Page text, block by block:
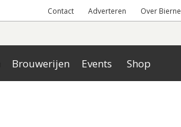
Contact Adverteren Over
Brouwerijen Events Shop